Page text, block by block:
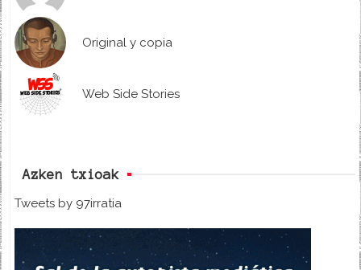
Original y copia
Web Side Stories
Azken txioak
Tweets by 97irratia